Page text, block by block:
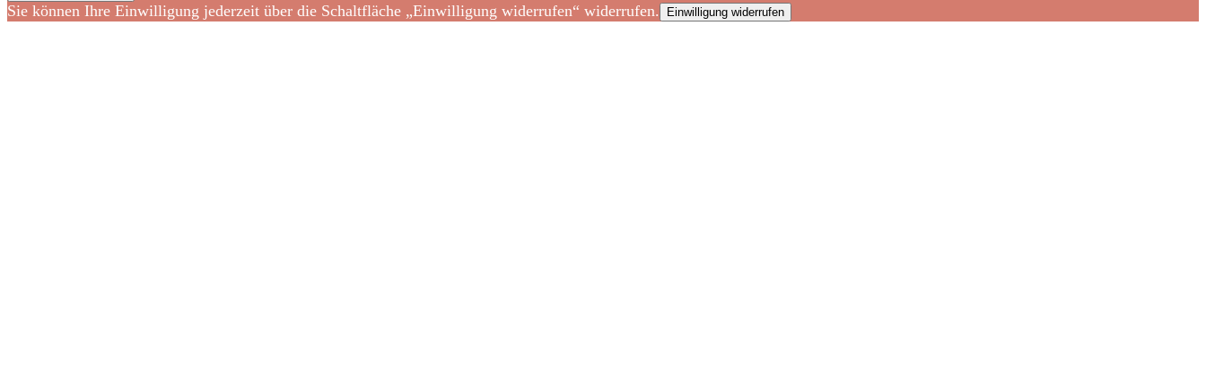
Sie können Ihre Einwilligung jederzeit über die Schaltfläche „Einwilligung widerrufen“ widerrufen. Einwilligung widerrufen